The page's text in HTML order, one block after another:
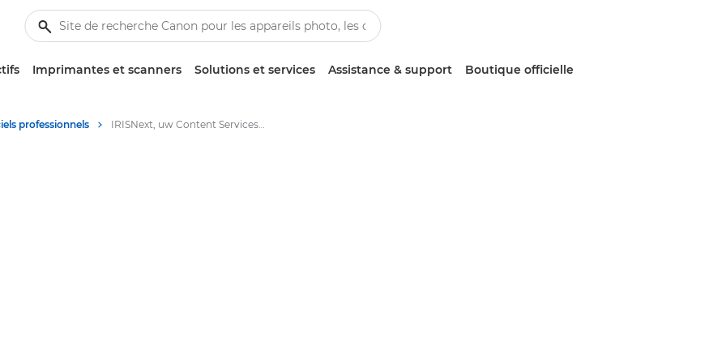
Imprimantes et scanners Solutions et services Assistance & support Boutique officielle
professionnels IRISNext, uw Content Services Platform voor informatiebeheer